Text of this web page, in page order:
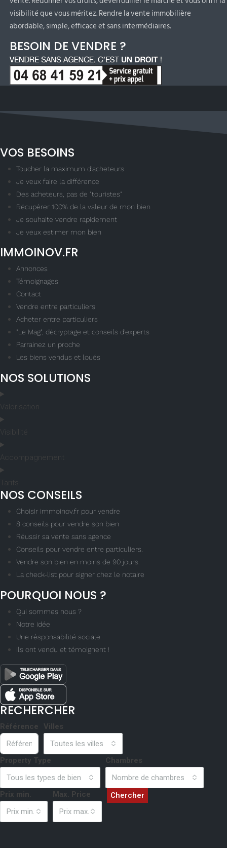
visibilité que vous méritez. Rendre la vente immobilière
abordable, simple, efficace et sans intermédiaires.
BESOIN DE VENDRE ?
VOS BESOINS
Toucher la maximum d'acheteurs
Je veux faire la différence
Des acheteurs, pas de "touristes"
Récupérer 100% de la valeur de mon bien
Je souhaite vendre rapidement
Je veux estimer mon bien
IMMOINOV.FR
Annonces
Témoignages
Contact
Vendre entre particuliers
Acheter entre particuliers
"Le Mag", décryptage et conseils d'experts
Parrainez un proche
Les biens vendus et loués
NOS SOLUTIONS
Valorisation
Visibilité
Accompagnement
Tarifs
NOS CONSEILS
Choisir immoinov.fr pour vendre
8 conseils pour vendre son bien
Réussir sa vente sans agence
Conseils pour vendre entre particuliers.
Vendre son bien en moins de 90 jours.
La check-list pour signer chez le notaire
POURQUOI NOUS ?
Qui sommes nous ?
Notre idée
Une résponsabilité sociale
Ils ont vendu et témoignent !
RECHERCHER
Référence
Villes
Toutes les villes
Property Type
Tous les types de bien
Chambres
Nombre de chambres
Prix min.
Prix min.
Max. Price
Prix max.
Chercher